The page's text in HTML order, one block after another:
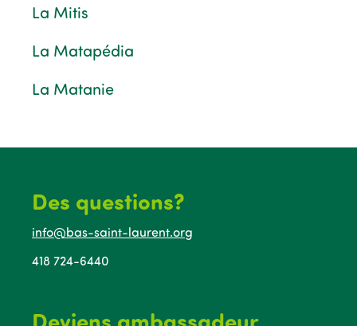
La Mitis
La Matapédia
La Matanie
Des questions?
info@bas-saint-laurent.org
418 724-6440